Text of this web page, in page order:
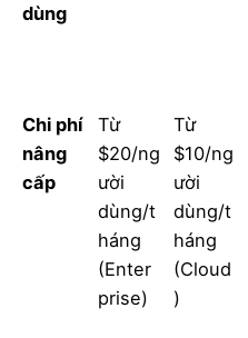
dùng
Chi phí
nâng
cấp
Từ
$20/ng
ười
dùng/t
háng
(Enter
prise)
Từ
$10/ng
ười
dùng/t
háng
(Cloud
)